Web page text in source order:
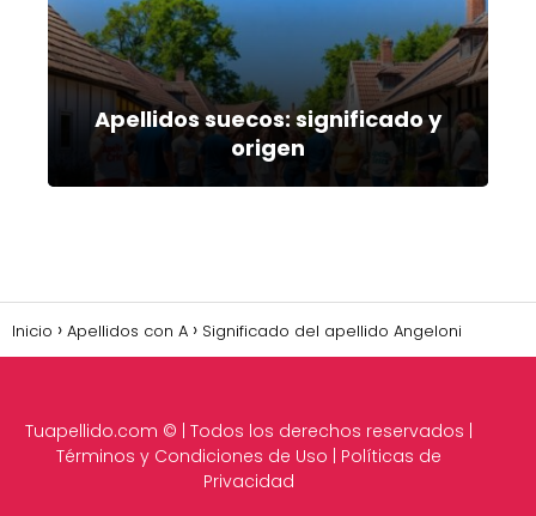
Apellidos suecos: significado y
origen
Inicio Apellidos con A Significado del apellido Angeloni
Tuapellido.com © | Todos los derechos reservados |
Términos y Condiciones de Uso
Políticas de
Privacidad